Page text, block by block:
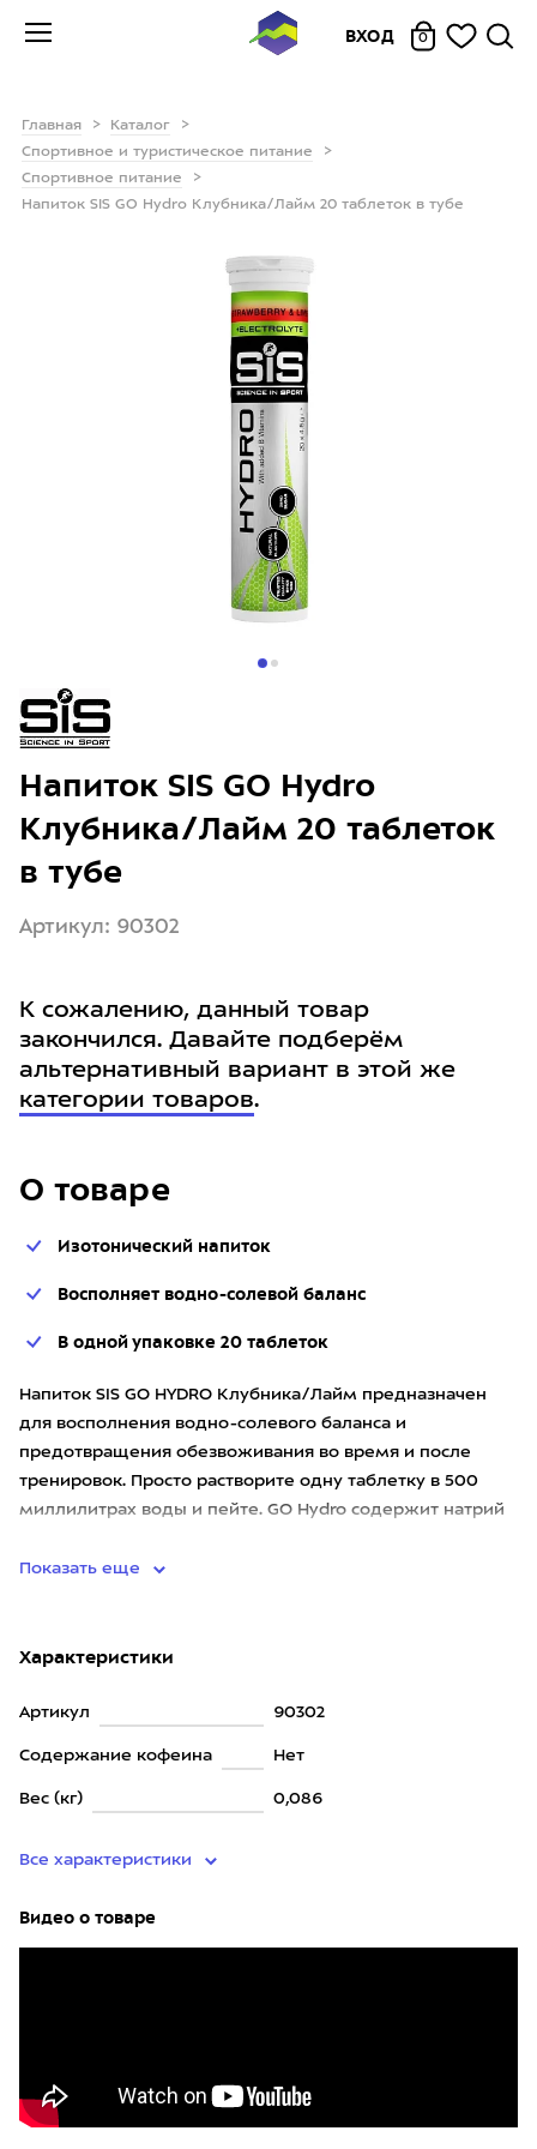
ВХОД 0
Главная
Каталог
Спортивное и туристическое питание
Спортивное питание
Напиток SIS GO Hydro Клубника/Лайм 20 таблеток в тубе
О товаре
Изотонический напиток
Восполняет водно-солевой баланс
В одной упаковке 20 таблеток
Напиток SIS GO HYDRO Клубника/Лайм предназначен
для восполнения водно-солевого баланса и
предотвращения обезвоживания во время и после
тренировок. Просто растворите одну таблетку в 500
миллилитрах воды и пейте. GO Hydro содержит натрий
Показать еще
Характеристики
Артикул 90302
Содержание кофеина Нет
Вес (кг) 0,086
Все характеристики
Видео о товаре
Напиток SIS GO Hydro
Клубника/Лайм 20 таблеток
в тубе
Артикул: 90302
К сожалению, данный товар
закончился. Давайте подберём
альтернативный вариант в этой же
категории товаров.